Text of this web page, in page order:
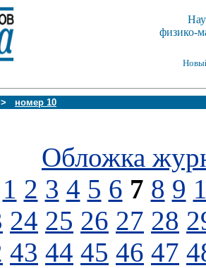
физико-
номер 10
Обложка
1 2 3 4 5 6 7 8 9
24 25 26 27 28
43 44 45 46 47